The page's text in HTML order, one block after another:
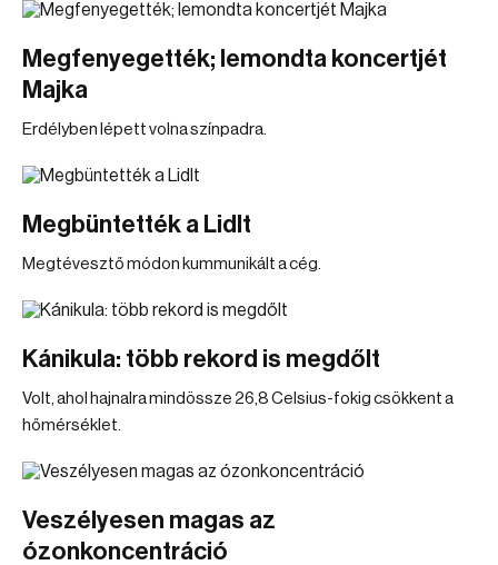
Megfenyegették; lemondta koncertjét
Majka
Erdélyben lépett volna színpadra.
Megbüntették a Lidlt
Megtévesztő módon kummunikált a cég.
Kánikula: több rekord is megdőlt
Volt, ahol hajnalra mindössze 26,8 Celsius-fokig csökkent a
hőmérséklet.
Veszélyesen magas az
ózonkoncentráció